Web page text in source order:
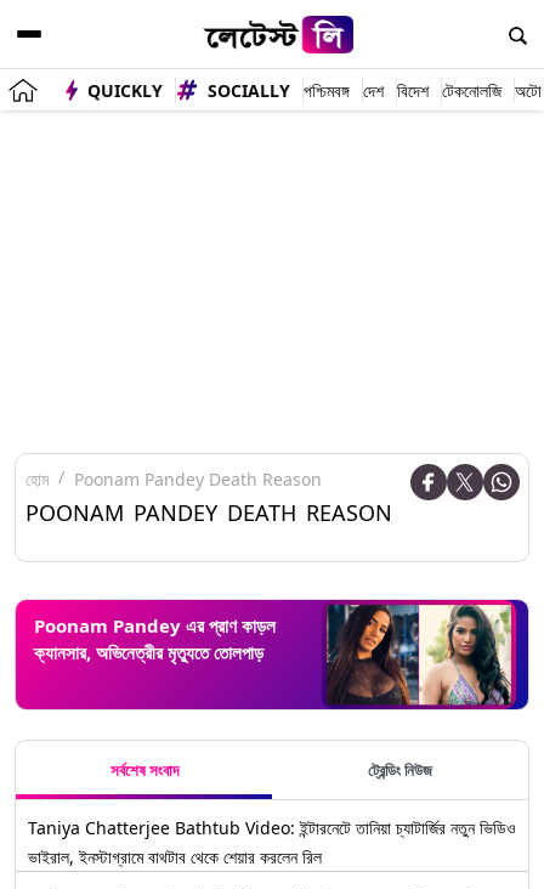
QUICKLY SOCIALLY পশ্চিমবঙ্গ দেশ বিদেশ টেকনোলজি অটো
হোম Poonam Pandey Death Reason
POONAM PANDEY DEATH REASON
Poonam Pandey এর প্রাণ কাড়ল
ক্যানসার, অভিনেত্রীর মৃত্যুতে তোলপাড়
সর্বশেষ সংবাদ ট্রেন্ডিং নিউজ
Taniya Chatterjee Bathtub Video: ইন্টারনেটে তানিয়া চ্যাটার্জির নতুন ভিডিও
ভাইরাল, ইনস্টাগ্রামে বাথটাব থেকে শেয়ার করলেন রিল